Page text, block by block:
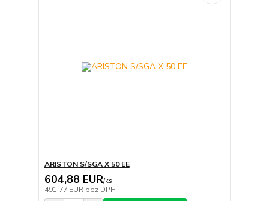
ARISTON S/SGA X 50 EE
604,88 EUR/ks
491,77 EUR bez DPH